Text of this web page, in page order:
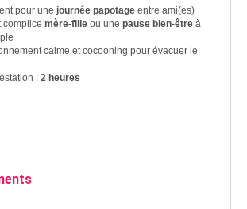
pour une journée papotage entre ami(es)
complice mère-fille ou une pause bien-être à
calme et cocooning pour évacuer le
: 2 heures